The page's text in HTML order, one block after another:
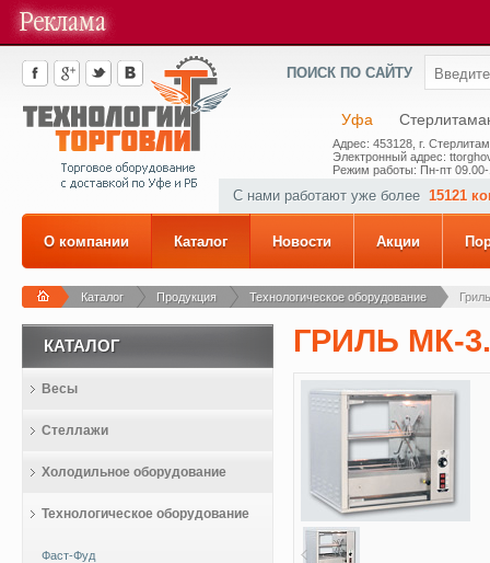
ПОИСК ПО САЙТУ
Уфа
Адрес: 453128, г.
Электронный адрес:
Режим работы: Пн-пт
С нами работают уже более 15121
О компании Каталог Новости Акции
Каталог Продукция Технологическое оборудование
ГРИЛЬ МК-
КАТАЛОГ
Весы
Стеллажи
Холодильное оборудование
Технологическое оборудование
Фаст-Фуд